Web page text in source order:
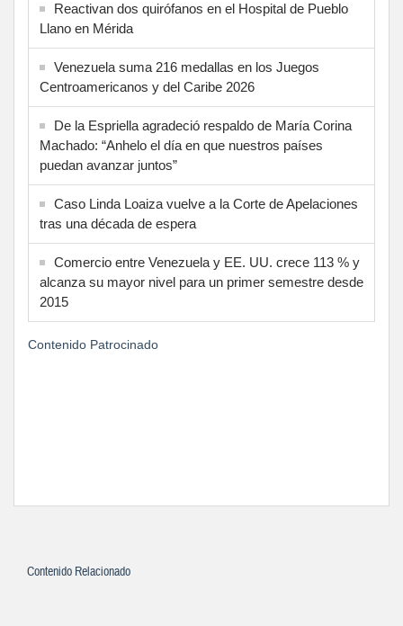
Reactivan dos quirófanos en el Hospital de Pueblo
Llano en Mérida
Venezuela suma 216 medallas en los Juegos
Centroamericanos y del Caribe 2026
De la Espriella agradeció respaldo de María Corina
Machado: “Anhelo el día en que nuestros países
puedan avanzar juntos”
Caso Linda Loaiza vuelve a la Corte de Apelaciones
tras una década de espera
Comercio entre Venezuela y EE. UU. crece 113 % y
alcanza su mayor nivel para un primer semestre desde
2015
Contenido Patrocinado
Contenido Relacionado